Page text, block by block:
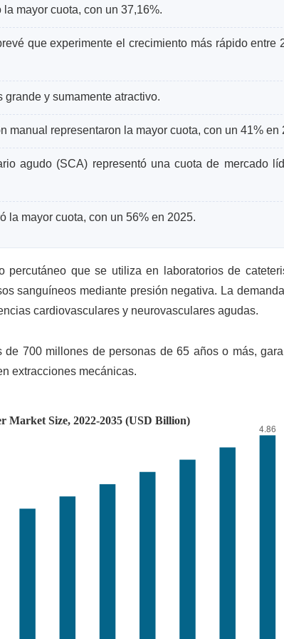
mayor cuota, con un 37,16%.
que experimente el crecimiento más rápido entre
y sumamente atractivo.
manual representaron la mayor cuota, con un 41% en
agudo (SCA) representó una cuota de mercado
la mayor cuota, con un 56% en 2025.
que se utiliza en laboratorios de
sanguíneos mediante presión negativa. La
cardiovasculares y neurovasculares agudas.
700 millones de personas de 65 años o más,
extracciones mecánicas.